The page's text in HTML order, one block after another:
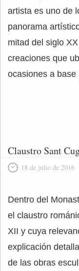
artista es uno de
panorama
mitad del siglo
creaciones que
ocasiones a
Claustro Sant
18 de julio de 2016
Dentro del
el claustro
XII y cuya
explicación
de las obras